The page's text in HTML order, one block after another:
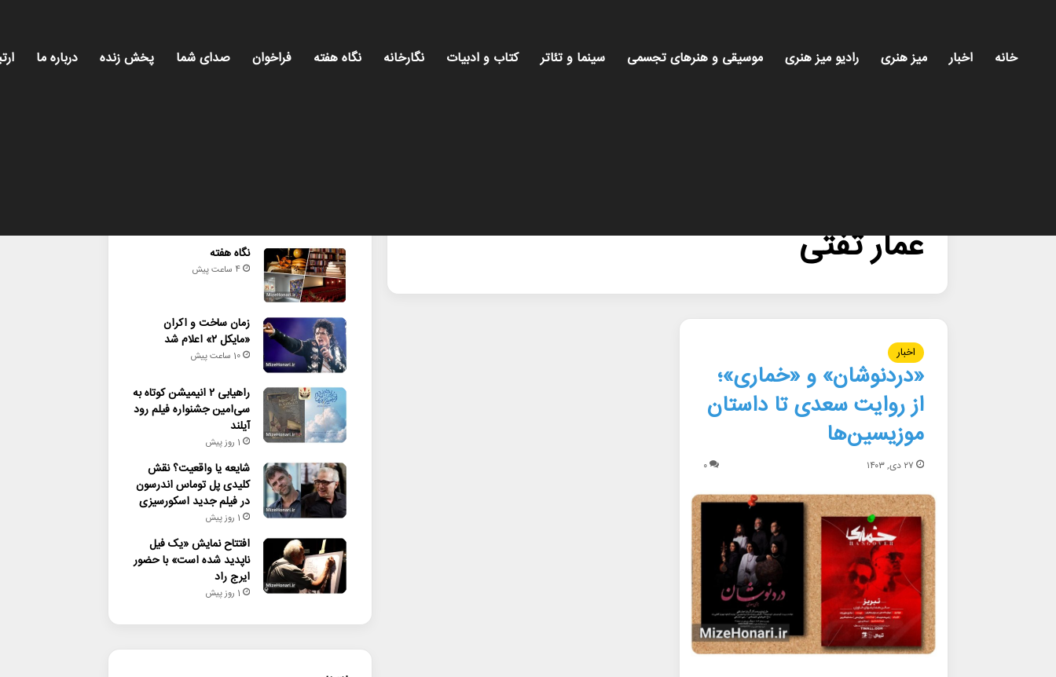
خانه اخبار میز هنری رادیو میز هنری موسیقی و هنرهای تجسمی سینما و تئاتر کتاب و ادبیات نگارخانه نگاه هفته فراخوان صدای شما پخش زنده درباره ما
عمار تفتی
اخبار
«دردنوشان» و «خماری»؛
از روایت سعدی تا داستان
موزیسین‌ها
۲۷ دی, ۱۴۰۳ ۰
نگاه هفته
4 ساعت پیش
زمان ساخت و اکران
«مایکل ۲» اعلام شد
10 ساعت پیش
راهیابی ۲ انیمیشن کوتاه به
سی‌امین جشنواره فیلم رود
آیلند
1 روز پیش
شایعه یا واقعیت؟ نقش
کلیدی پل توماس اندرسون
در فیلم جدید اسکورسیزی
1 روز پیش
افتتاح نمایش «یک فیل
ناپدید شده است» با حضور
ایرج راد
1 روز پیش